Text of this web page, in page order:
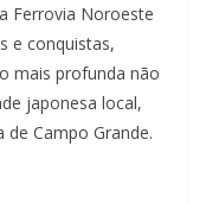
Ferrovia Noroeste
e conquistas,
mais profunda não
japonesa local,
Campo Grande.